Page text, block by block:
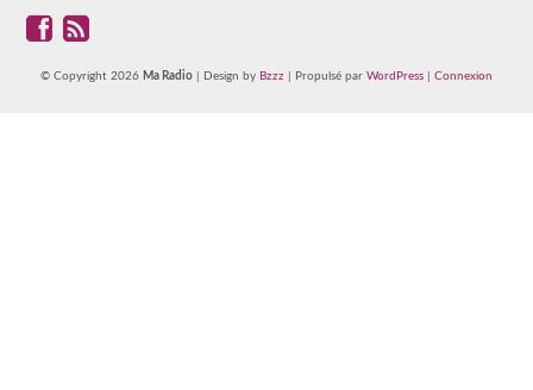
© Copyright 2026 Ma Radio | Design by Bzzz | Propulsé par WordPress Connexion